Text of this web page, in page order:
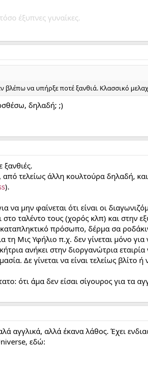
έξυπνες γυναίκες.
βλέπω να υπήρξε ποτέ ξανθιά. Κλασσικό
δηλαδή; ;)
τελείως άλλη κουλτούρα δηλαδή,
).
να μην φαίνεται ότι είναι οι
στο ταλέντο τους (χορός κλπ) και στην
πρόσωπο, δέρμα σα
Μις Υφήλιο π.χ. δεν γίνεται μόνο
ανήκει στην διοργανώτρια
Δε γίνεται να είναι τελείως βλίτο ή
ότι άμα δεν είσαι σίγουρος για τα
αγγλικά, αλλά έκανα λάθος. Έχει
εδώ: